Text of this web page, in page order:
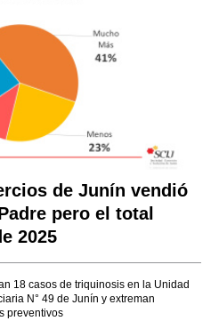
de Junín vendió
pero el total
2025
18 casos de triquinosis en la Unidad
N° 49 de Junín y extreman
preventivos